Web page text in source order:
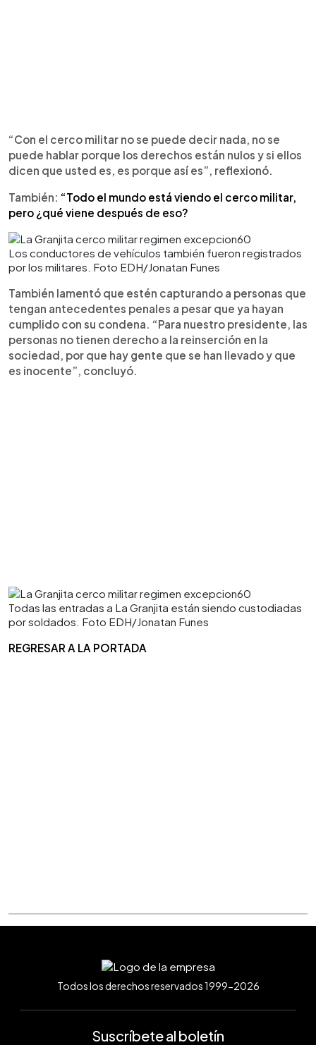
“Con el cerco militar no se puede decir nada, no se
puede hablar porque los derechos están nulos y si ellos
dicen que usted es, es porque así es”, reflexionó.
También: “Todo el mundo está viendo el cerco militar,
pero ¿qué viene después de eso?
Los conductores de vehículos también fueron registrados
por los militares. Foto EDH/Jonatan Funes
También lamentó que estén capturando a personas que
tengan antecedentes penales a pesar que ya hayan
cumplido con su condena. “Para nuestro presidente, las
personas no tienen derecho a la reinserción en la
sociedad, por que hay gente que se han llevado y que
es inocente”, concluyó.
Todas las entradas a La Granjita están siendo custodiadas
por soldados. Foto EDH/Jonatan Funes
REGRESAR A LA PORTADA
Todos los derechos reservados 1999-2026
Suscríbete al boletín